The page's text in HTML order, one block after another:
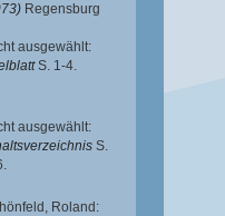
Regensburg
ausgewählt:
S. 1-4.
ausgewählt:
S.
Roland :